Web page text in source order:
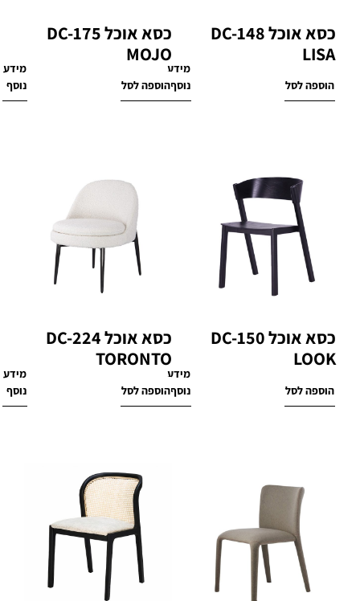
כסא אוכל DC-148
LISA
₪1,050
הוספה לסל
מידע
נוסף
כסא אוכל DC-175
MOJO
₪1,600
הוספה לסל
מידע
נוסף
כסא אוכל DC-150
LOOK
₪1,170
הוספה לסל
מידע
נוסף
כסא אוכל DC-224
TORONTO
₪1,370
הוספה לסל
מידע
נוסף